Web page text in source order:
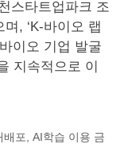
스타트업파크 조
, ‘K-바이오 랩
이오 기업 발굴
지속적으로 이
포, AI학습 이용 금